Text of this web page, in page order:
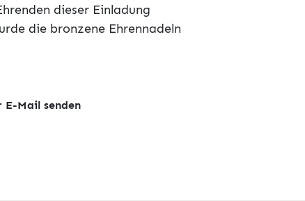
dieser Einladung
die bronzene Ehrennadeln
E-Mail senden